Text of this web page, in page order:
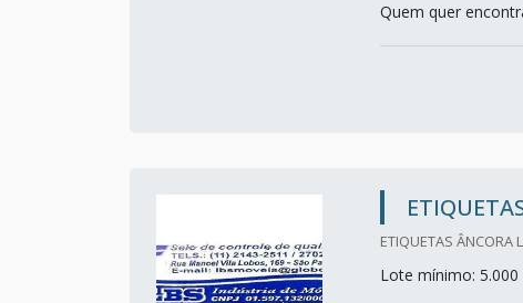
Quem quer
ETIQUETAS ÂNCORA
Lote mínimo: 5.000